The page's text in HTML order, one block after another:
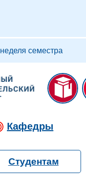
неделя семестра
Кафедры
Студентам